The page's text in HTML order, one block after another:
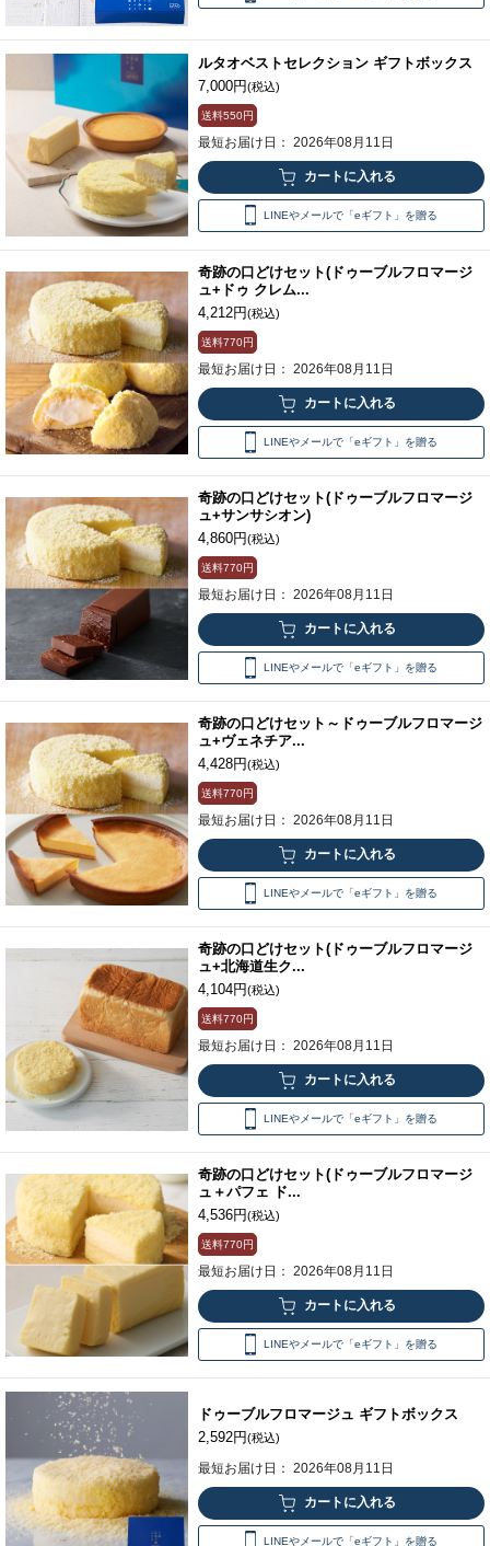
ルタオベストセレクション ギフトボックス
7,000円(税込)
送料550円
最短お届け日： 2026年08月11日
LINEやメールで「eギフト」を贈る
奇跡の口どけセット(ドゥーブルフロマージ
ュ+ドゥ クレム...
4,212円(税込)
送料770円
最短お届け日： 2026年08月11日
LINEやメールで「eギフト」を贈る
奇跡の口どけセット(ドゥーブルフロマージ
ュ+サンサシオン)
4,860円(税込)
送料770円
最短お届け日： 2026年08月11日
LINEやメールで「eギフト」を贈る
奇跡の口どけセット～ドゥーブルフロマージ
ュ+ヴェネチア...
4,428円(税込)
送料770円
最短お届け日： 2026年08月11日
LINEやメールで「eギフト」を贈る
奇跡の口どけセット(ドゥーブルフロマージ
ュ+北海道生ク...
4,104円(税込)
送料770円
最短お届け日： 2026年08月11日
LINEやメールで「eギフト」を贈る
奇跡の口どけセット(ドゥーブルフロマージ
ュ＋パフェ ド...
4,536円(税込)
送料770円
最短お届け日： 2026年08月11日
LINEやメールで「eギフト」を贈る
ドゥーブルフロマージュ ギフトボックス
2,592円(税込)
最短お届け日： 2026年08月11日
LINEやメールで「eギフト」を贈る